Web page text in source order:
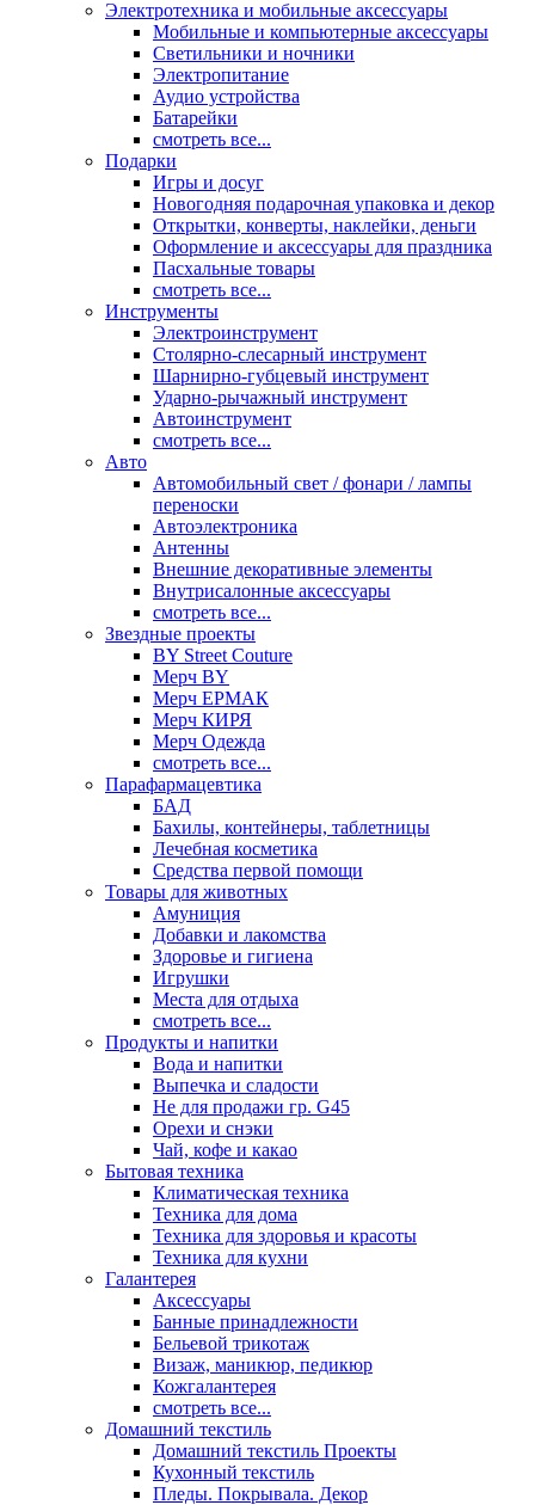
Электротехника и мобильные аксессуары
Мобильные и компьютерные аксессуары
Светильники и ночники
Электропитание
Аудио устройства
Батарейки
смотреть все...
Подарки
Игры и досуг
Новогодняя подарочная упаковка и декор
Открытки, конверты, наклейки, деньги
Оформление и аксессуары для праздника
Пасхальные товары
смотреть все...
Инструменты
Электроинструмент
Столярно-слесарный инструмент
Шарнирно-губцевый инструмент
Ударно-рычажный инструмент
Автоинструмент
смотреть все...
Авто
Автомобильный свет / фонари / лампы
переноски
Автоэлектроника
Антенны
Внешние декоративные элементы
Внутрисалонные аксессуары
смотреть все...
Звездные проекты
BY Street Couture
Мерч BY
Мерч ЕРМАК
Мерч КИРЯ
Мерч Одежда
смотреть все...
Парафармацевтика
БАД
Бахилы, контейнеры, таблетницы
Лечебная косметика
Средства первой помощи
Товары для животных
Амуниция
Добавки и лакомства
Здоровье и гигиена
Игрушки
Места для отдыха
смотреть все...
Продукты и напитки
Вода и напитки
Выпечка и сладости
Не для продажи гр. G45
Орехи и снэки
Чай, кофе и какао
Бытовая техника
Климатическая техника
Техника для дома
Техника для здоровья и красоты
Техника для кухни
Галантерея
Аксессуары
Банные принадлежности
Бельевой трикотаж
Визаж, маникюр, педикюр
Кожгалантерея
смотреть все...
Домашний текстиль
Домашний текстиль Проекты
Кухонный текстиль
Пледы. Покрывала. Декор